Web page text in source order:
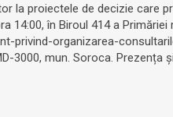
la proiectele de decizie care
14:00, în Biroul 414 a
privind-organizarea-
3000, mun. Soroca.